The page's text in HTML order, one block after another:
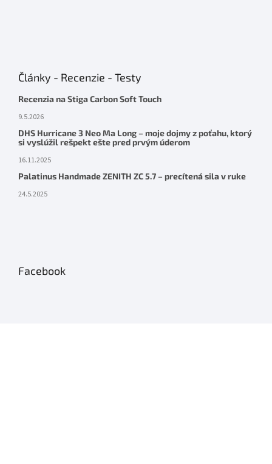
Články - Recenzie - Testy
Recenzia na Stiga Carbon Soft Touch
9.5.2026
DHS Hurricane 3 Neo Ma Long – moje dojmy z poťahu, ktorý
si vyslúžil rešpekt ešte pred prvým úderom
16.11.2025
Palatinus Handmade ZENITH ZC 5.7 – precítená sila v ruke
24.5.2025
Facebook